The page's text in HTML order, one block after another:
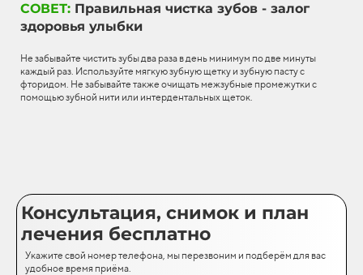
СОВЕТ: Правильная чистка зубов - залог
здоровья улыбки
Не забывайте чистить зубы два раза в день минимум по две минуты
каждый раз. Используйте мягкую зубную щетку и зубную пасту с
фторидом. Не забывайте также очищать межзубные промежутки с
помощью зубной нити или интердентальных щеток.
Консультация, снимок и план
лечения бесплатно
Укажите свой номер телефона, мы перезвоним и подберём для вас
удобное время приёма.